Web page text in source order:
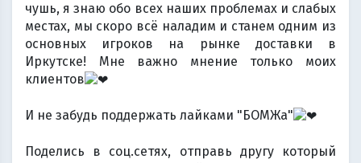
чушь, я знаю обо всех наших проблемах и слабых
местах, мы скоро всё наладим и станем одним из
основных игроков на рынке доставки в
Иркутске! Мне важно мнение только моих
клиентов
И не забудь поддержать лайками "БОМЖа"
Поделись в соц.сетях, отправь другу который